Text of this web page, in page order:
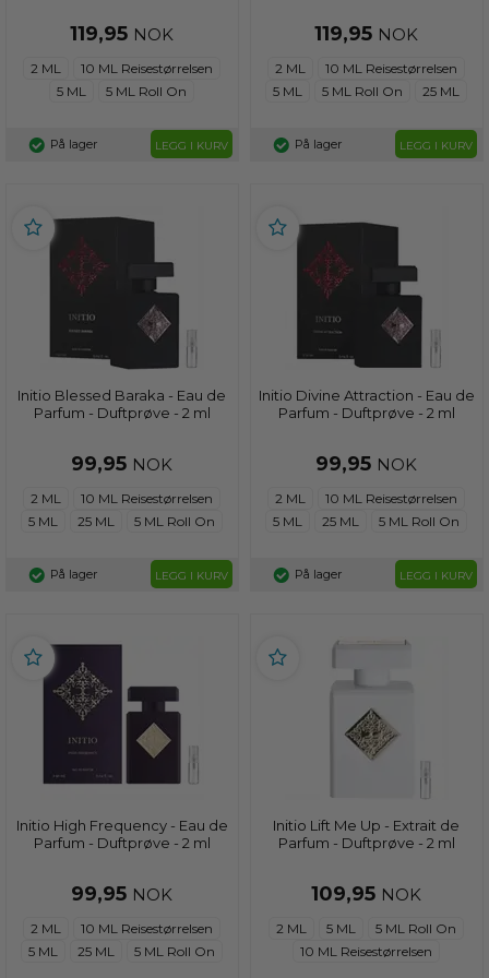
119,95 NOK
2 ML
10 ML Reisestørrelsen
5 ML
5 ML Roll On
På lager LEGG I KURV
119,95 NOK
2 ML
10 ML Reisestørrelsen
5 ML
5 ML Roll On 25 ML
På lager LEGG I KURV
Initio Blessed Baraka - Eau de
Parfum - Duftprøve - 2 ml
99,95 NOK
2 ML
10 ML Reisestørrelsen
5 ML
25 ML 5 ML Roll On
På lager LEGG I KURV
Initio Divine Attraction - Eau de
Parfum - Duftprøve - 2 ml
99,95 NOK
2 ML
10 ML Reisestørrelsen
5 ML
25 ML 5 ML Roll On
På lager LEGG I KURV
Initio High Frequency - Eau de
Parfum - Duftprøve - 2 ml
99,95 NOK
2 ML
10 ML Reisestørrelsen
5 ML
25 ML 5 ML Roll On
Initio Lift Me Up - Extrait de
Parfum - Duftprøve - 2 ml
109,95 NOK
2 ML 5 ML
5 ML Roll On
10 ML Reisestørrelsen